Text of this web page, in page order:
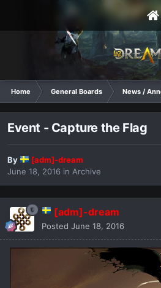
Home General Boards News /
Event - Capture the Flag
By
[adm]-dream
June 18, 2016 in Archive
[adm]-dream
Posted June 18, 2016